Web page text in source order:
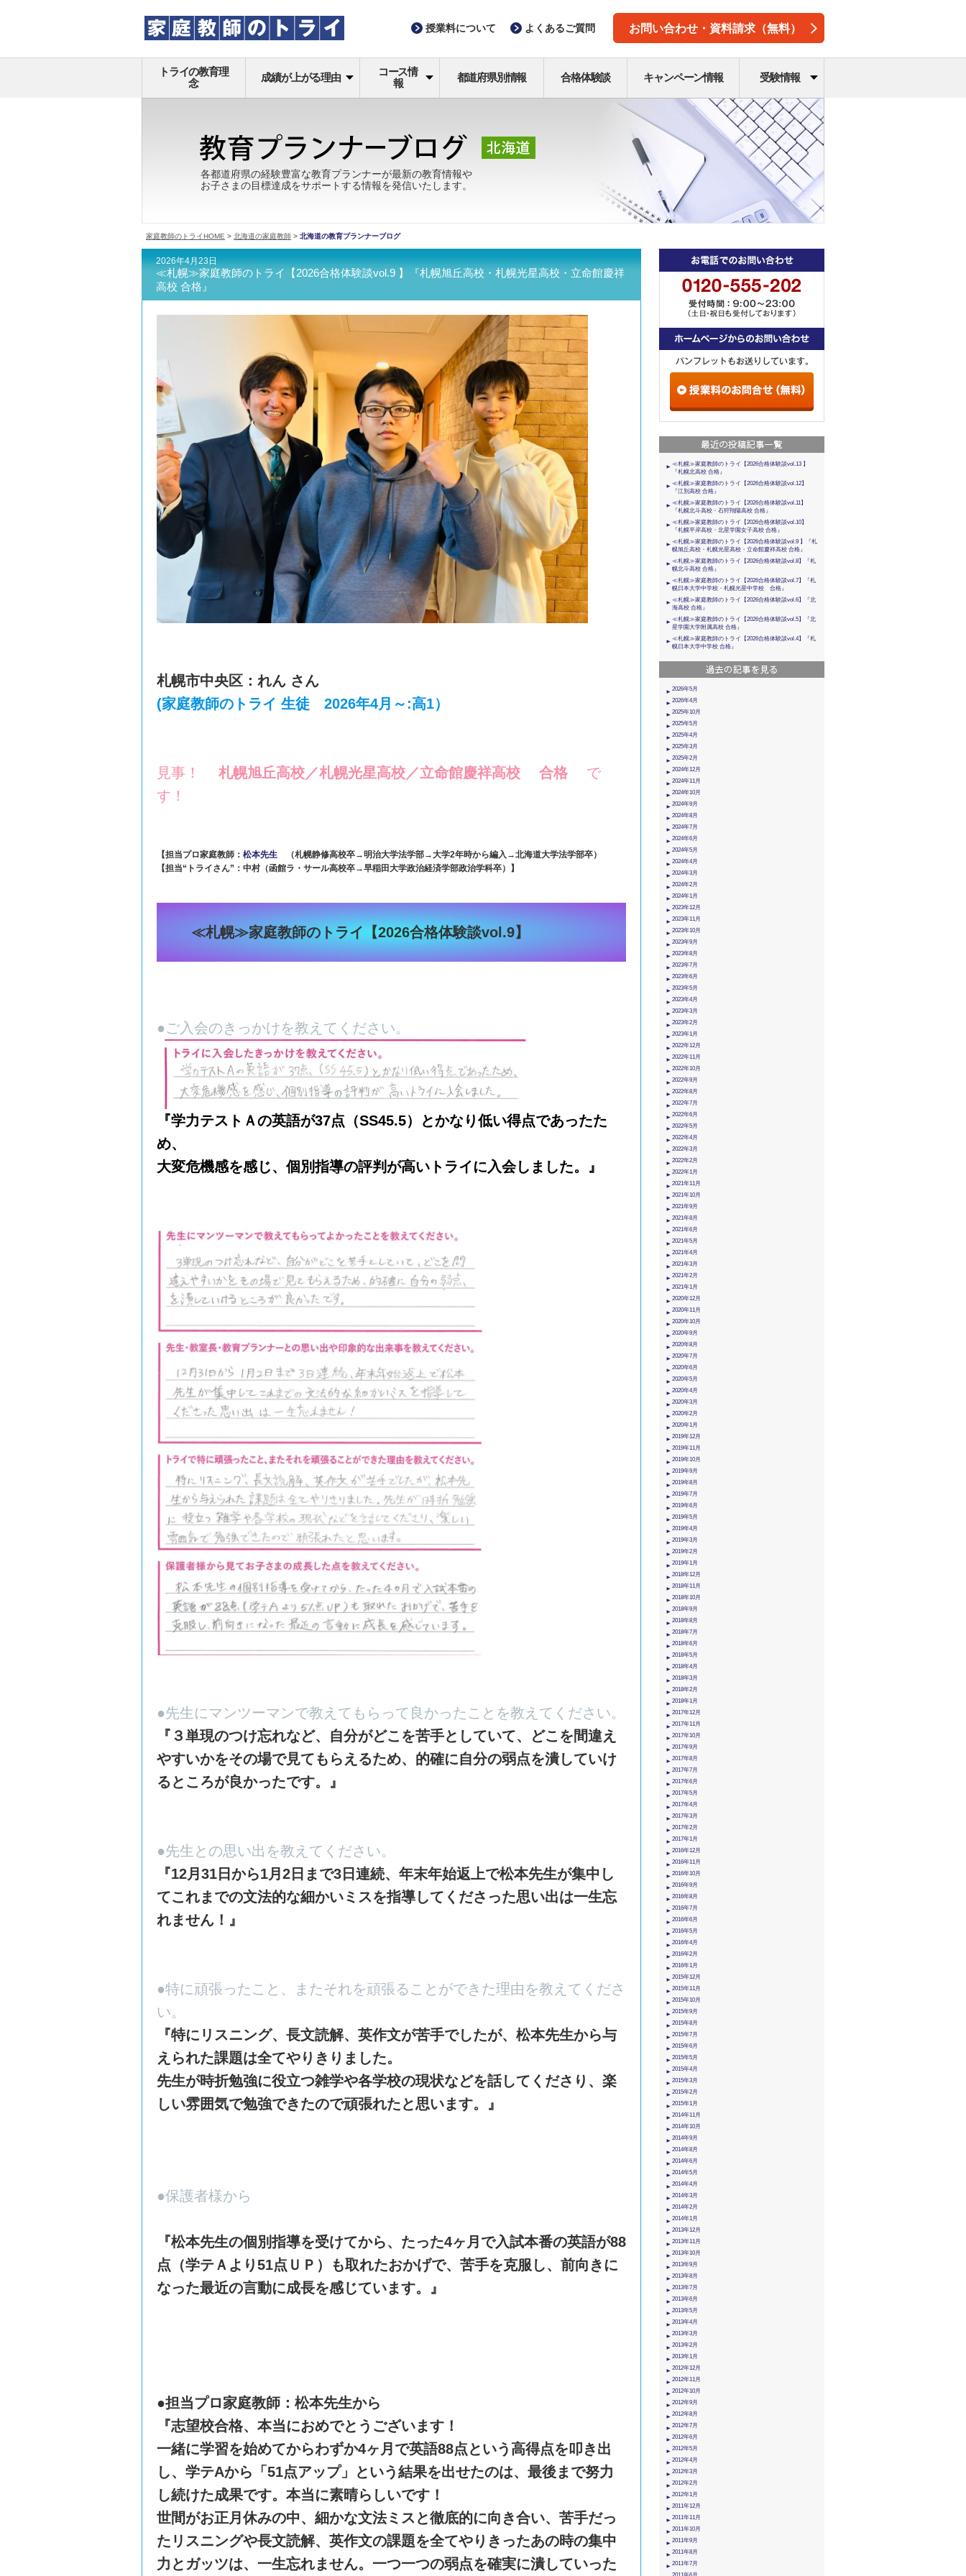
授業料について よくあるご質問 お問い合わせ・資料請求（無料）
トライの教育理
念
成績が上がる理由
コース情
報
都道府県別情報 合格体験談 キャンペーン情報 受験情報
各都道府県の経験豊富な教育プランナーが最新の教育情報や
お子さまの目標達成をサポートする情報を発信いたします。
家庭教師のトライHOME > 北海道の家庭教師 > 北海道の教育プランナーブログ
2026年4月23日
≪札幌≫家庭教師のトライ【2026合格体験談vol.9 】『札幌旭丘高校・札幌光星高校・立命館慶祥
高校 合格』
札幌市中央区：れん さん
(家庭教師のトライ 生徒 2026年4月～:高1）
見事！ 札幌旭丘高校／札幌光星高校／立命館慶祥高校 合格 で
す！
【担当プロ家庭教師： 松本先生
（札幌静修高校卒→明治大学法学部→大学2年時から編入→北海道大学法学部卒）
【担当“トライさん”：中村（函館ラ・サール高校卒→早稲田大学政治経済学部政治学科卒）】
≪札幌≫家庭教師のトライ【2026合格体験談vol.9】
●ご入会のきっかけを教えてください。
『学力テストＡの英語が37点（SS45.5）とかなり低い得点であったた
め、
大変危機感を感じ、個別指導の評判が高いトライに入会しました。』
●先生にマンツーマンで教えてもらって良かったことを教えてください。
『３単現のつけ忘れなど、自分がどこを苦手としていて、どこを間違え
やすいかをその場で見てもらえるため、的確に自分の弱点を潰していけ
るところが良かったです。 』
●先生との思い出を教えてください。
『12月31日から1月2日まで3日連続、年末年始返上で松本先生が集中し
てこれまでの文法的な細かいミスを指導してくださった思い出は一生忘
れません！』
●特に頑張ったこと、またそれを頑張ることができた理由を教えてくださ
い。
『特にリスニング、長文読解、英作文が苦手でしたが、松本先生から与
えられた課題は全てやりきりました。
先生が時折勉強に役立つ雑学や各学校の現状などを話してくださり、楽
しい雰囲気で勉強できたので頑張れたと思います。』
●保護者様から
『松本先生の個別指導を受けてから、たった4ヶ月で入試本番の英語が88
点（学テＡより51点ＵＰ）も取れたおかげで、苦手を克服し、前向きに
なった最近の言動に成長を感じています。』
●担当プロ家庭教師：松本先生から
『志望校合格、本当におめでとうございます！
​一緒に学習を始めてからわずか4ヶ月で英語88点という高得点を叩き出
し、学テAから「51点アップ」という結果を出せたのは、最後まで努力
し続けた成果です。本当に素晴らしいです！
​世間がお正月休みの中、細かな文法ミスと徹底的に向き合い、苦手だっ
たリスニングや長文読解、英作文の課題を全てやりきったあの時の集中
力とガッツは、一生忘れません。一つ一つの弱点を確実に潰していった
≪札幌≫家庭教師のトライ【2026合格体験談vol.13 】
『札幌北高校 合格』
≪札幌≫家庭教師のトライ【2026合格体験談vol.12】
『江別高校 合格』
≪札幌≫家庭教師のトライ【2026合格体験談vol.11】
『札幌北斗高校・石狩翔陽高校 合格』
≪札幌≫家庭教師のトライ【2026合格体験談vol.10】
『札幌平岸高校・北星学園女子高校 合格』
≪札幌≫家庭教師のトライ【2026合格体験談vol.9 】『札
幌旭丘高校・札幌光星高校・立命館慶祥高校 合格』
≪札幌≫家庭教師のトライ【2026合格体験談vol.8】『札
幌北斗高校 合格』
≪札幌≫家庭教師のトライ【2026合格体験談vol.7】『札
幌日本大学中学校・札幌光星中学校 合格』
≪札幌≫家庭教師のトライ【2026合格体験談vol.6】『北
海高校 合格』
≪札幌≫家庭教師のトライ【2026合格体験談vol.5】『北
星学園大学附属高校 合格』
≪札幌≫家庭教師のトライ【2026合格体験談vol.4】『札
幌日本大学中学校 合格』
2026年5月
2026年4月
2025年10月
2025年5月
2025年4月
2025年3月
2025年2月
2024年12月
2024年11月
2024年10月
2024年9月
2024年8月
2024年7月
2024年6月
2024年5月
2024年4月
2024年3月
2024年2月
2024年1月
2023年12月
2023年11月
2023年10月
2023年9月
2023年8月
2023年7月
2023年6月
2023年5月
2023年4月
2023年3月
2023年2月
2023年1月
2022年12月
2022年11月
2022年10月
2022年9月
2022年8月
2022年7月
2022年6月
2022年5月
2022年4月
2022年3月
2022年2月
2022年1月
2021年11月
2021年10月
2021年9月
2021年8月
2021年6月
2021年5月
2021年4月
2021年3月
2021年2月
2021年1月
2020年12月
2020年11月
2020年10月
2020年9月
2020年8月
2020年7月
2020年6月
2020年5月
2020年4月
2020年3月
2020年2月
2020年1月
2019年12月
2019年11月
2019年10月
2019年9月
2019年8月
2019年7月
2019年6月
2019年5月
2019年4月
2019年3月
2019年2月
2019年1月
2018年12月
2018年11月
2018年10月
2018年9月
2018年8月
2018年7月
2018年6月
2018年5月
2018年4月
2018年3月
2018年2月
2018年1月
2017年12月
2017年11月
2017年10月
2017年9月
2017年8月
2017年7月
2017年6月
2017年5月
2017年4月
2017年3月
2017年2月
2017年1月
2016年12月
2016年11月
2016年10月
2016年9月
2016年8月
2016年7月
2016年6月
2016年5月
2016年4月
2016年2月
2016年1月
2015年12月
2015年11月
2015年10月
2015年9月
2015年8月
2015年7月
2015年6月
2015年5月
2015年4月
2015年3月
2015年2月
2015年1月
2014年11月
2014年10月
2014年9月
2014年8月
2014年6月
2014年5月
2014年4月
2014年3月
2014年2月
2014年1月
2013年12月
2013年11月
2013年10月
2013年9月
2013年8月
2013年7月
2013年6月
2013年5月
2013年4月
2013年3月
2013年2月
2013年1月
2012年12月
2012年11月
2012年10月
2012年9月
2012年8月
2012年7月
2012年6月
2012年5月
2012年4月
2012年3月
2012年2月
2012年1月
2011年12月
2011年11月
2011年10月
2011年9月
2011年8月
2011年7月